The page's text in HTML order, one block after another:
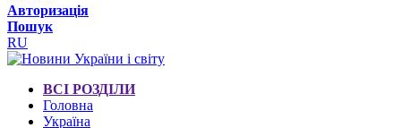
Авторизація
Пошук
RU
ВСІ РОЗДІЛИ
Головна
Україна